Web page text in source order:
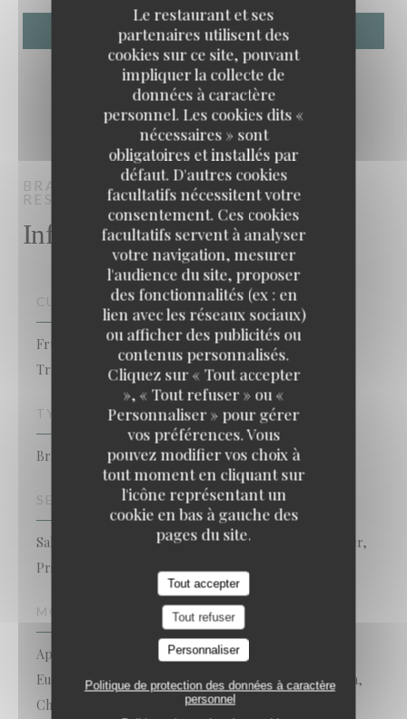
Le restaurant et ses
partenaires utilisent des
cookies sur ce site, pouvant
impliquer la collecte de
données à caractère
personnel. Les cookies dits «
nécessaires » sont
obligatoires et installés par
défaut. D'autres cookies
facultatifs nécessitent votre
consentement. Ces cookies
facultatifs servent à analyser
votre navigation, mesurer
l'audience du site, proposer
des fonctionnalités (ex : en
lien avec les réseaux sociaux)
ou afficher des publicités ou
contenus personnalisés.
Cliquez sur « Tout accepter
», « Tout refuser » ou «
Personnaliser » pour gérer
vos préférences. Vous
pouvez modifier vos choix à
tout moment en cliquant sur
l'icône représentant un
cookie en bas à gauche des
pages du site.
Tout accepter
Tout refuser
Personnaliser
Politique de protection des données à caractère
personnel
BRASSERIE ROSALIEBRASSERIE -
RESTAURANTCHESSY
Infos pratiques
CUISINE
Fruits de mer, Cuisine Française Moderne, Française
Traditionnelle, Cuisine Traditionnelle
TYPE DE RESTAURANT
Brasserie - Restaurant
SERVICES
Salle climatisée, Séminaires, Groupes, Vente à emporter,
Privatisation, Terrasse, Accès Wifi
MOYENS DE PAIEMENT
Apple Pay, Paiement Sans Contact,
Eurocard/Mastercard, Titres restaurant, Espèces, Visa,
Chèques Vacances, American Express, Carte Bleue